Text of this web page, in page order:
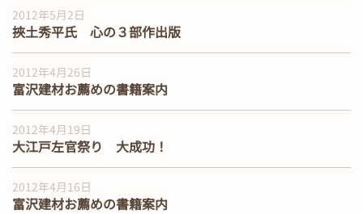
2012年5月2日
挾土秀平氏 心の３部作出版
2012年4月26日
富沢建材お薦めの書籍案内
2012年4月19日
大江戸左官祭り 大成功！
2012年4月16日
富沢建材お薦めの書籍案内